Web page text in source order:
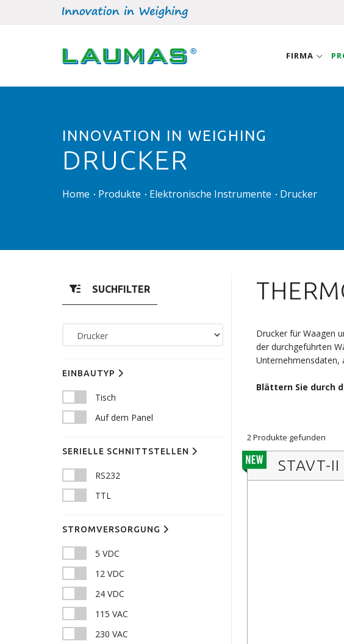
FIRMA
INNOVATION IN WEIGHING
DRUCKER
Home Produkte Elektronische Instrumente Drucker
SUCHFILTER
EINBAUTYP
Tisch
Auf dem Panel
SERIELLE SCHNITTSTELLEN
RS232
TTL
STROMVERSORGUNG
5 VDC
12 VDC
24 VDC
115 VAC
230 VAC
Drucker für Waagen
der durchgeführten
Unternehmensdaten,
Blättern Sie durch
2 Produkte gefunden
STAVT-II